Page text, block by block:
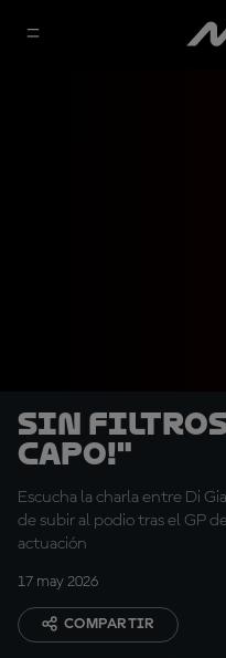
SIN
capo!"
Escucha la charla entre Di
de subir al podio tras el GP
actuación
17 may 2026
COMPARTIR